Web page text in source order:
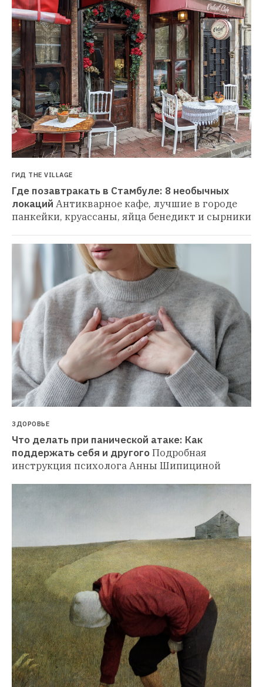
ГИД THE VILLAGE
Где позавтракать в Стамбуле: 8 необычных
локаций Антикварное кафе, лучшие в городе
панкейки, круассаны, яйца бенедикт и сырники
ЗДОРОВЬЕ
Что делать при панической атаке: Как
поддержать себя и другогоПодробная
инструкция психолога Анны Шипициной